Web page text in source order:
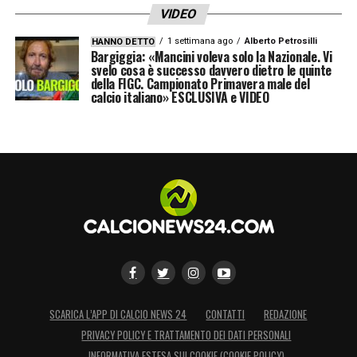
LA PLAYLIST DELLE NOSTRE TOP NEWS
VIDEO
HANNO DETTO 1 settimana ago Alberto Petrosilli
Bargiggia: «Mancini voleva solo la Nazionale. Vi
svelo cosa è successo davvero dietro le quinte
della FIGC. Campionato Primavera male del
calcio italiano» ESCLUSIVA e VIDEO
SCARICA L’APP DI CALCIO NEWS 24 CONTATTI
REDAZIONE
PRIVACY POLICY E TRATTAMENTO DEI DATI PERSONALI